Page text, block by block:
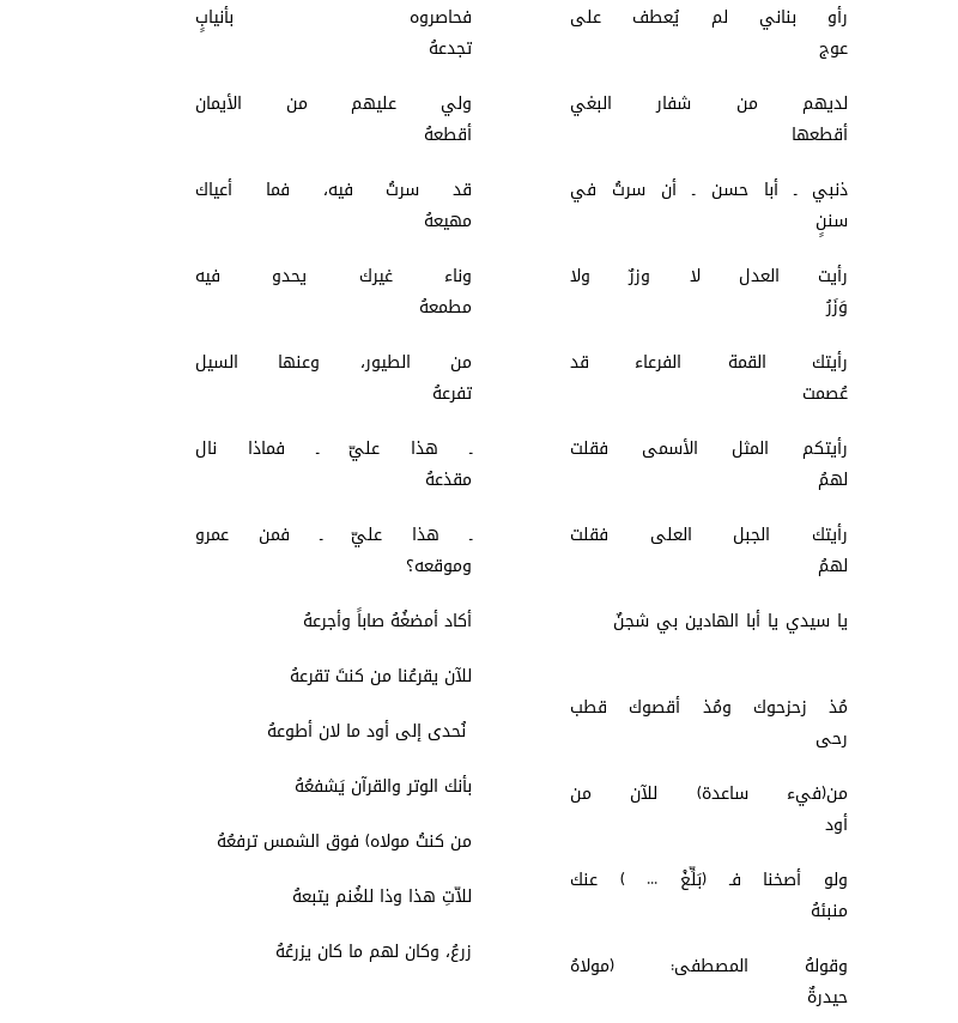
رأو بناني لم يُعطف على
عوج
لديهم من شفار البغي
أقطعها
ذنبي ـ أبا حسن ـ أن سرتُ في
سننٍ
رأيت العدل لا وزرٌ ولا
وَزَرُ
رأيتك القمة الفرعاء قد
عُصمت
رأيتكم المثل الأسمى فقلت
لهمُ
رأيتك الجبل العلى فقلت
لهمُ
يا سيدي يا أبا الهادين بي شجنٌ
مُذ زحزحوك ومُذ أقصوك قطب
رحى
من(فيء ساعدة) للآن من
أود
ولو أصخنا فـ (بَلِّغْ ... ) عنك
منبئهُ
وقولهُ المصطفى: (مولاهُ
حيدرةٌ
فحاصروه بأنيابٍ
تجدعهُ
ولي عليهم من الأيمان
أقطعهُ
قد سرتُ فيه، فما أعياك
مهيعهُ
وناء غيرك يحدو فيه
مطمعهُ
من الطيور، وعنها السيل
تفرعهُ
ـ هذا عليّ ـ فماذا نال
مقذعهُ
ـ هذا عليّ ـ فمن عمرو
وموقعه؟
أكاد أمضغُهُ صاباً وأجرعهُ
للآن يقرعُنا من كنتَ تقرعهُ
نُحدى إلى أود ما لان أطوعهُ
بأنك الوتر والقرآن يَشفعُهُ
من كنتُ مولاه) فوق الشمس ترفعُهُ
للاّتِ هذا وذا للغُنم يتبعهُ
زرعُ، وكان لهم ما كان يزرعُهُ